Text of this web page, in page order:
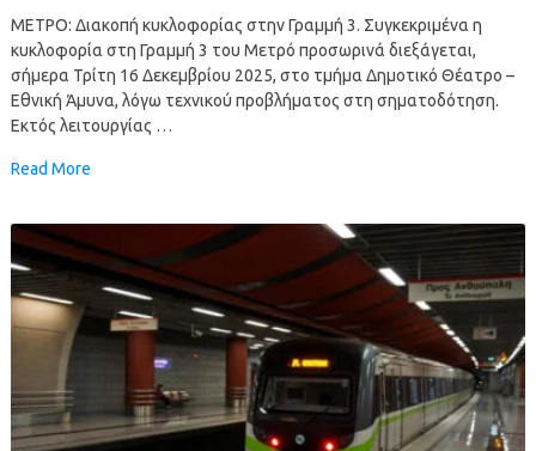
ΜΕΤΡΟ: Διακοπή κυκλοφορίας στην Γραμμή 3. Συγκεκριμένα η
κυκλοφορία στη Γραμμή 3 του Μετρό προσωρινά διεξάγεται,
σήμερα Τρίτη 16 Δεκεμβρίου 2025, στο τμήμα Δημοτικό Θέατρο –
Εθνική Άμυνα, λόγω τεχνικού προβλήματος στη σηματοδότηση.
Εκτός λειτουργίας …
Read More